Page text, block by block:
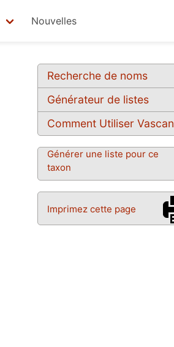
Nouvelles
Recherche de noms
Générateur de listes
Comment Utiliser Vascan
Générer une liste pour ce
taxon
Imprimez cette page